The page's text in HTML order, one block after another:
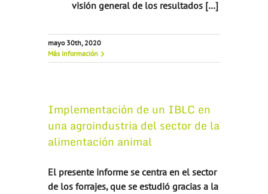
visión general de los resultados […]
mayo 30th, 2020
Más información
Implementación de un IBLC en
una agroindustria del sector de la
alimentación animal
El presente informe se centra en el sector
de los forrajes, que se estudió gracias a la